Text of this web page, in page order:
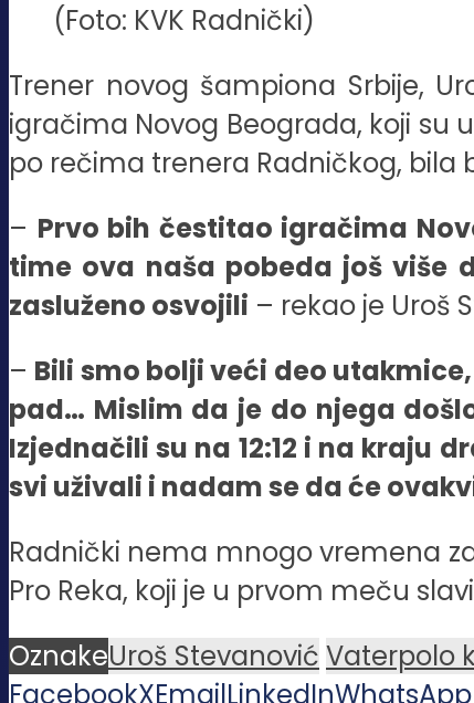
(Foto: KVK Radnički)
Trener novog šampiona Srbije,
igračima Novog Beograda, koji su
po rečima trenera Radničkog, bila
– Prvo bih čestitao igračima
time ova naša pobeda još više
zasluženo osvojili – rekao je Uroš
– Bili smo bolji veći deo
pad… Mislim da je do njega
Izjednačili su na 12:12 i na kraju
svi uživali i nadam se da će
Radnički nema mnogo vremena
Pro Reka, koji je u prvom meču
OznakeUroš Stevanović Vaterpolo
FacebookXEmailLinkedInWhatsApp